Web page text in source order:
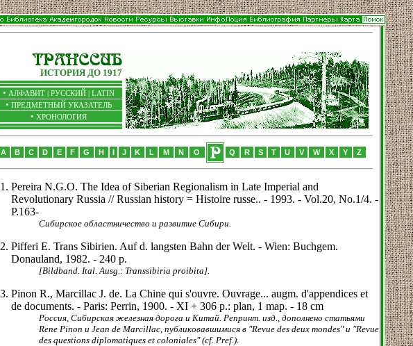
ИСТОРИЯ ДО 1917
• АЛФАВИТ | РУССКИЙ| LATIN
• ПРЕДМЕТНЫЙ УКАЗАТЕЛЬ
• ХРОНОЛОГИЯ
A B C D E F G H I J K L M N O Q R S T U V W X Y Z
Pereira N.G.O. The Idea of Siberian Regionalism in Late Imperial and
Revolutionary Russia // Russian history = Histoire russe.. - 1993. - Vol.20, No.1/4. -
P.163-
Сибирское областничество и развитие Сибири.
Pifferi E. Trans Sibirien. Auf d. langsten Bahn der Welt. - Wien: Buchgem.
Donauland, 1982. - 240 p.
[Bildband. Ital. Ausg.: Transsibiria proibita].
Pinon R., Marcillac J. de. La Chine qui s'ouvre. Ouvrage... augm. d'appendices et
de documents. - Paris: Perrin, 1900. - XI + 306 p.: plan, 1 map. - 18 cm
Россия, Сибирская железная дорога и Китай. Репринт. изд., дополнено статьями
Rene Pinon и Jean de Marcillac, публиковавшимися в "Revue des deux mondes" и "Revue
des questions diplomatiques et coloniales" (cf. Pref.).